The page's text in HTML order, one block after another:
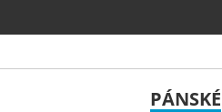
PÁNSKÉ